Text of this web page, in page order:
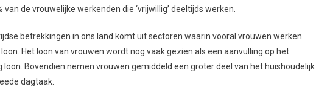
de vrouwelijke werkenden die ‘vrijwillig’ deeltijds werken.
betrekkingen in ons land komt uit sectoren waarin vooral vrouwen werken.
Het loon van vrouwen wordt nog vaak gezien als een aanvulling op het
Bovendien nemen vrouwen gemiddeld een groter deel van het huishoudelijk
dagtaak.